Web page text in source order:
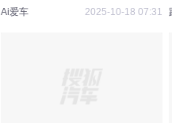
市
Ai爱车 2025-10-18 07:31